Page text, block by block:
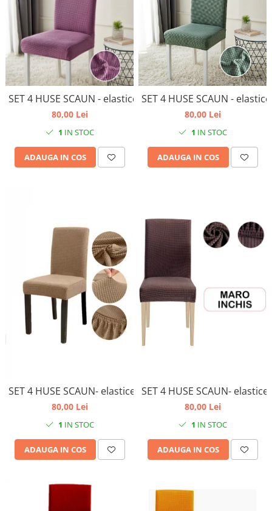
SET 4 HUSE SCAUN - elastice, universale, culoare lila
80,00 Lei
1 IN STOC
ADAUGA IN COS
SET 4 HUSE SCAUN -
80,00 Lei
1 IN STOC
ADAUGA IN COS
SET 4 HUSE SCAUN- elastice , universale- culoare crem
80,00 Lei
1 IN STOC
ADAUGA IN COS
SET 4 HUSE SCAUN-
80,00 Lei
1 IN STOC
ADAUGA IN COS